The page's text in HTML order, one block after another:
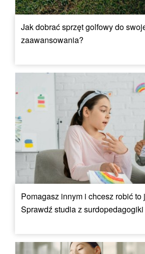
Jak dobrać sprzęt golfowy do
zaawansowania?
Pomagasz innym i chcesz robić
Sprawdź studia z